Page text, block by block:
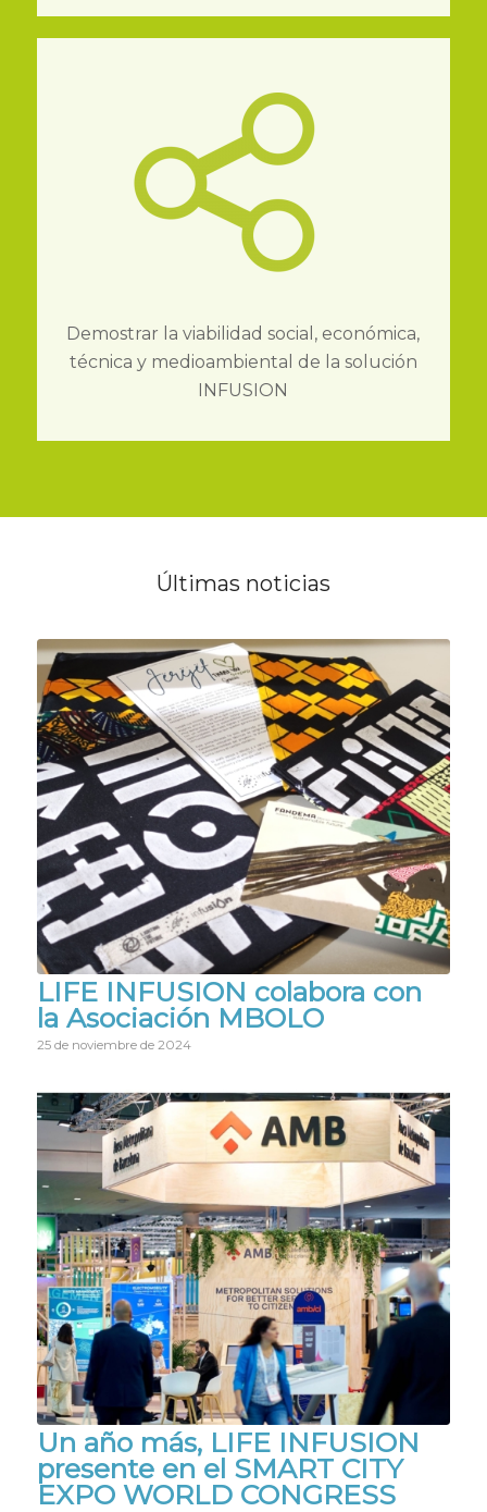
Demostrar la viabilidad social, económica,
técnica y medioambiental de la solución
INFUSION
Últimas noticias
LIFE INFUSION colabora con
la Asociación MBOLO
25 de noviembre de 2024
Un año más, LIFE INFUSION
presente en el SMART CITY
EXPO WORLD CONGRESS